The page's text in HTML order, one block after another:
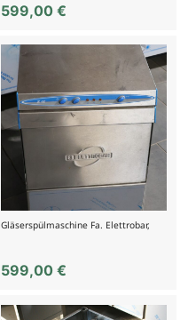
599,00€
Gläserspülmaschine Fa. Elettrobar,
599,00€